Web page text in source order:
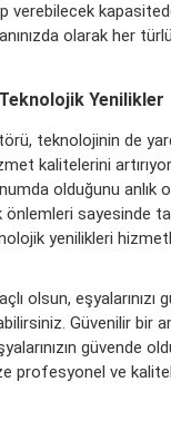
verebilecek
olarak her
Teknolojik Yenilikler
teknolojinin de
kalitelerini
olduğunu
sayesinde
yenilikleri
olsun, eşyalarınızı
Güvenilir bir
profesyonel ve